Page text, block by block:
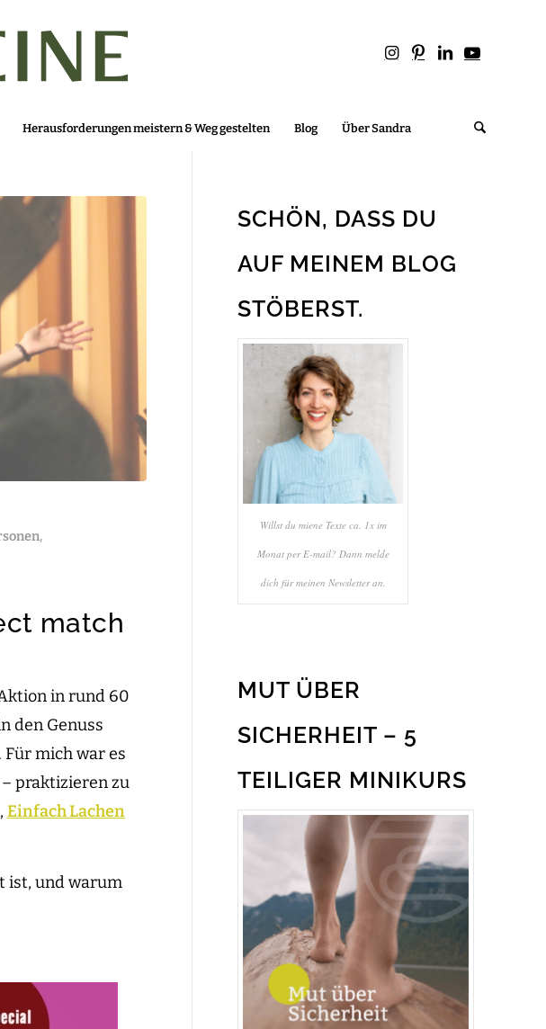
Herausforderungen meistern & Weg gestelten Blog Über Sandra
,
match
in rund 60
den Genuss
Für mich war es
praktizieren zu
Einfach Lachen
ist, und warum
SCHÖN, DASS DU
AUF MEINEM BLOG
STÖBERST.
Willst du miene Texte ca. 1x im
Monat per E-mail? Dann melde
dich für meinen Newsletter an.
MUT ÜBER
SICHERHEIT – 5
TEILIGER MINIKURS